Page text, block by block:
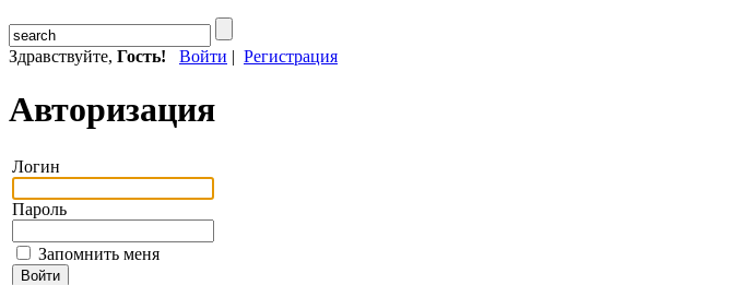
Здравствуйте, Гость! Войти | Регистрация
Авторизация
Логин
Пароль
Запомнить меня